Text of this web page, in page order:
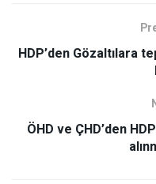
HDP’den Gözaltılara
ÖHD ve ÇHD’den